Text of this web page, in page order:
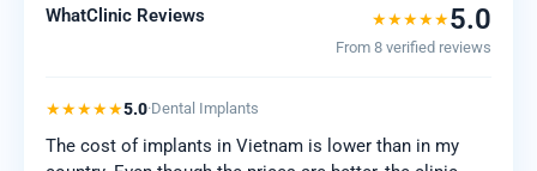
WhatClinic Reviews ★★★★★5.0
From 8 verified reviews
★★★★★5.0·Dental Implants
The cost of implants in Vietnam is lower than in my